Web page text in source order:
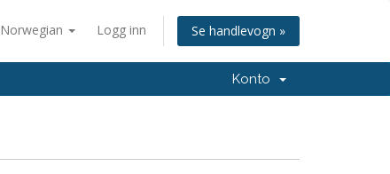
Norwegian Logg inn Se handlevogn »
Konto